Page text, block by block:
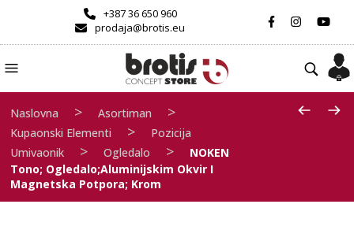
+387 36 650 960
prodaja@brotis.eu
Naslovna > Asortiman >
Kupaonski Elementi >
Pozicija
Umivaonik
> Ogledalo >
NOKEN
Tono; Ogledalo;aluminijskim Okvir I
Magnetska Potpora; Krom